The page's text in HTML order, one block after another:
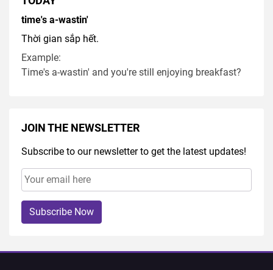
time's a-wastin'
Thời gian sắp hết.
Example:
Time's a-wastin' and you're still enjoying breakfast?
JOIN THE NEWSLETTER
Subscribe to our newsletter to get the latest updates!
Subscribe Now